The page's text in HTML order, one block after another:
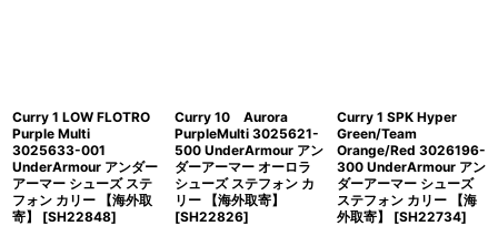
Curry 1 LOW FLOTRO
Purple Multi
3025633-001
UnderArmour アンダー
アーマー シューズ ステ
フォン カリー 【海外取
寄】
[SH22848]
Curry 10 Aurora
PurpleMulti 3025621-
500 UnderArmour アン
ダーアーマー オーロラ
シューズ ステフォン カ
リー 【海外取寄】
[SH22826]
Curry 1 SPK Hyper
Green/Team
Orange/Red 3026196-
300 UnderArmour アン
ダーアーマー シューズ
ステフォン カリー 【海
外取寄】
[SH22734]